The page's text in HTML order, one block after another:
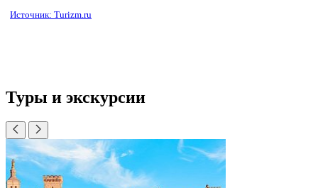
Источник: Turizm.ru
Туры и экскурсии